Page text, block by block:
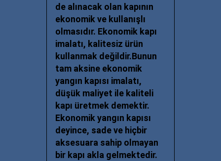
de alınacak olan kapının
ekonomik ve kullanışlı
olmasıdır. Ekonomik kapı
imalatı, kalitesiz ürün
kullanmak değildir.Bunun
tam aksine ekonomik
yangın kapısı imalatı,
düşük maliyet ile kaliteli
kapı üretmek demektir.
Ekonomik yangın kapısı
deyince, sade ve hiçbir
aksesuara sahip olmayan
bir kapı akla gelmektedir.